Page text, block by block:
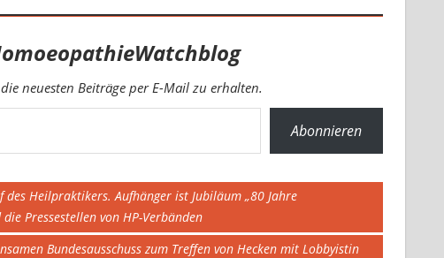
neuesten Beiträge per E-Mail zu erhalten.
Abonnieren
Heilpraktikers. Aufhänger ist Jubiläum „80 Jahre
Pressestellen von HP-Verbänden
Bundesausschuss zum Treffen von Hecken mit Lobbyistin